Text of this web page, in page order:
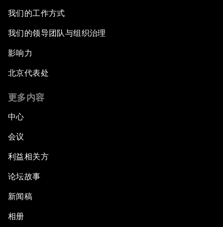
我们的工作方式
我们的领导团队与组织治理
影响力
北京代表处
更多内容
中心
会议
利益相关方
论坛故事
新闻稿
相册